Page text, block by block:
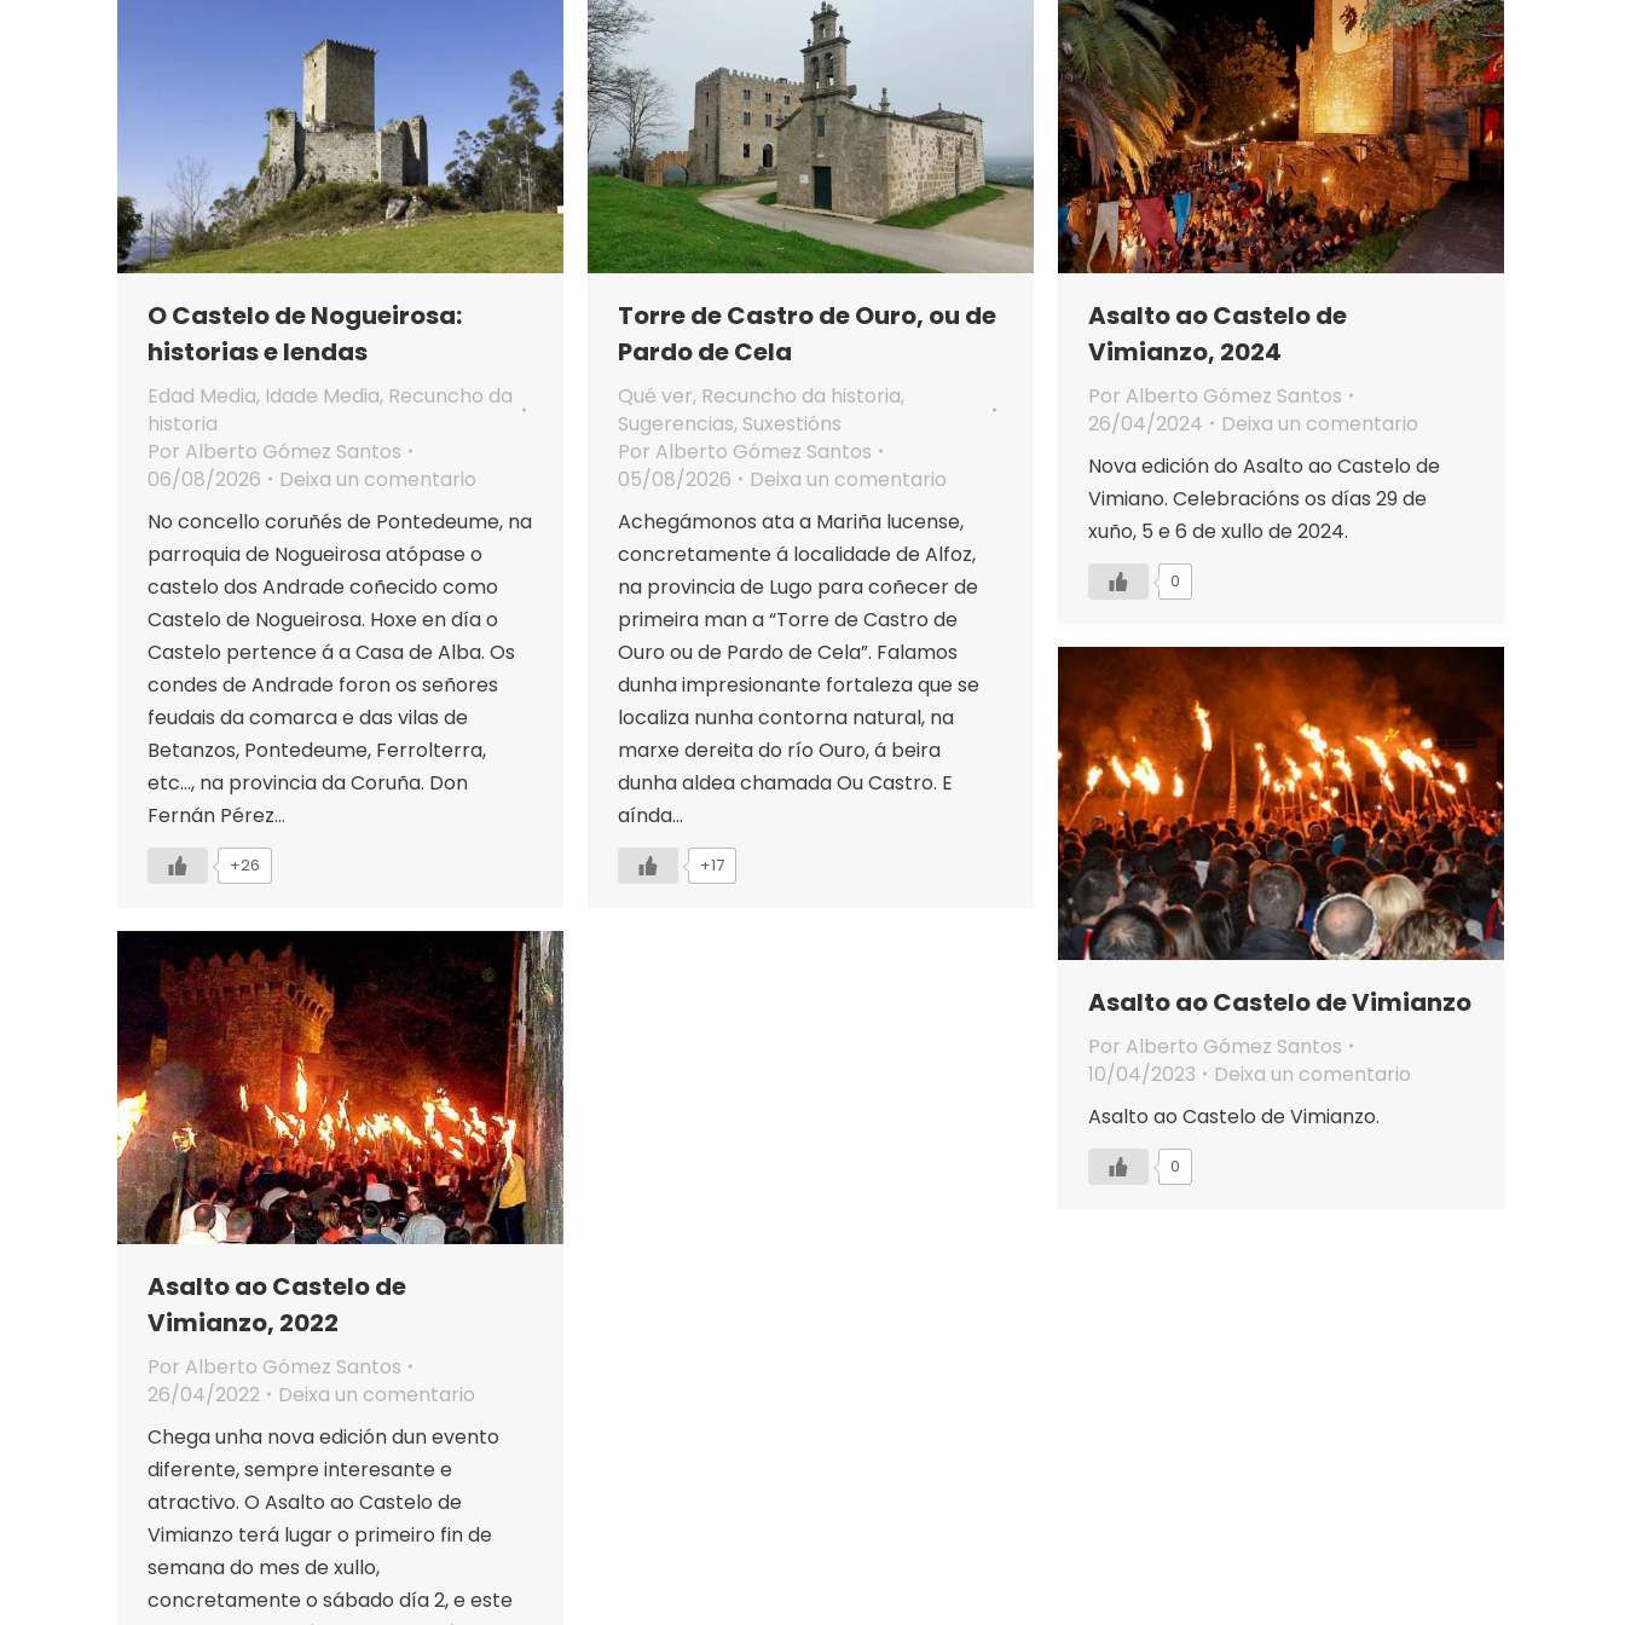
O Castelo de Nogueirosa:
historias e lendas
Edad Media, Idade Media, Recuncho da
historia
Por Alberto Gómez Santos
06/08/2026
Deixa un comentario
No concello coruñés de Pontedeume, na
parroquia de Nogueirosa atópase o
castelo dos Andrade coñecido como
Castelo de Nogueirosa. Hoxe en día o
Castelo pertence á a Casa de Alba. Os
condes de Andrade foron os señores
feudais da comarca e das vilas de
Betanzos, Pontedeume, Ferrolterra,
etc…, na provincia da Coruña. Don
Fernán Pérez…
+26
Torre de Castro de Ouro, ou de
Pardo de Cela
Qué ver, Recuncho da historia,
Sugerencias, Suxestións
Por Alberto Gómez Santos
05/08/2026
Deixa un comentario
Achegámonos ata a Mariña lucense,
concretamente á localidade de Alfoz,
na provincia de Lugo para coñecer de
primeira man a “Torre de Castro de
Ouro ou de Pardo de Cela”. Falamos
dunha impresionante fortaleza que se
localiza nunha contorna natural, na
marxe dereita do río Ouro, á beira
dunha aldea chamada Ou Castro. E
aínda…
+17
Asalto ao Castelo de
Vimianzo, 2024
Por Alberto Gómez Santos
26/04/2024
Deixa un comentario
Nova edición do Asalto ao Castelo de
Vimiano. Celebracións os días 29 de
xuño, 5 e 6 de xullo de 2024.
0
Asalto ao Castelo de Vimianzo
Por Alberto Gómez Santos
10/04/2023
Deixa un comentario
Asalto ao Castelo de Vimianzo.
0
Asalto ao Castelo de
Vimianzo, 2022
Por Alberto Gómez Santos
26/04/2022
Deixa un comentario
Chega unha nova edición dun evento
diferente, sempre interesante e
atractivo. O Asalto ao Castelo de
Vimianzo terá lugar o primeiro fin de
semana do mes de xullo,
concretamente o sábado día 2, e este